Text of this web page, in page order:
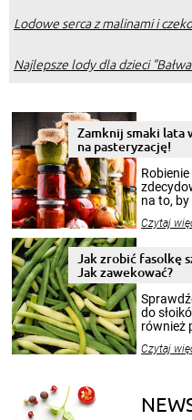
Lodowe serca z malinami i
Najlepsze lody dla dzieci
Zamknij smaki lata
na pasteryzację!
na to,
pełni
patenty,
Czytaj
Jak zrobić fasolkę
Jak zawekować?
do
również
nasze
Czytaj